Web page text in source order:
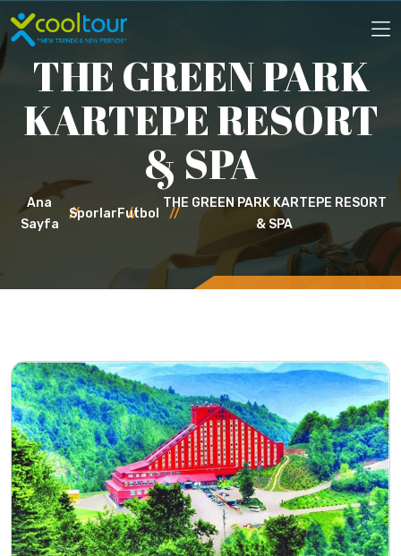
THE GREEN PARK
KARTEPE RESORT
& SPA
Ana
Sayfa
SporlarFutbol
THE GREEN PARK KARTEPE RESORT
& SPA